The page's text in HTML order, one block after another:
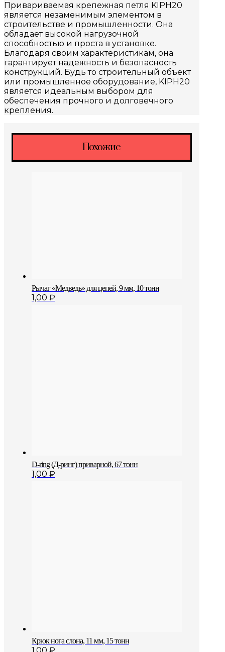
Привариваемая крепежная петля KIPH20
является незаменимым элементом в
строительстве и промышленности. Она
обладает высокой нагрузочной
способностью и проста в установке.
Благодаря своим характеристикам, она
гарантирует надежность и безопасность
конструкций. Будь то строительный объект
или промышленное оборудование, KIPH20
является идеальным выбором для
обеспечения прочного и долговечного
крепления.
Похожие
Рычаг «Медведь» для цепей, 9 мм, 10 тонн
1,00 ₽
D-ring (Д-ринг) приварной, 67 тонн
1,00 ₽
Крюк нога слона, 11 мм, 15 тонн